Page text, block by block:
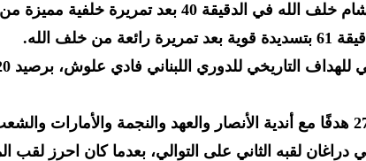
وسجل للأنصار الجزائري هشام خلف الله
خلف الله.
لقبه الثاني على التوالي، بعدما كان احرز